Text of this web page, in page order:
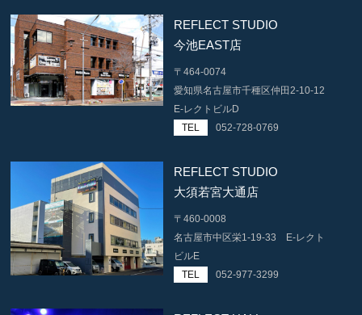
REFLECT STUDIO
今池EAST店
〒464-0074
愛知県名古屋市千種区仲田2-10-12
E-レクトビルD
TEL
052-728-0769
REFLECT STUDIO
大須若宮大通店
〒460-0008
名古屋市中区栄1-19-33 E-レクト
ビルE
TEL
052-977-3299